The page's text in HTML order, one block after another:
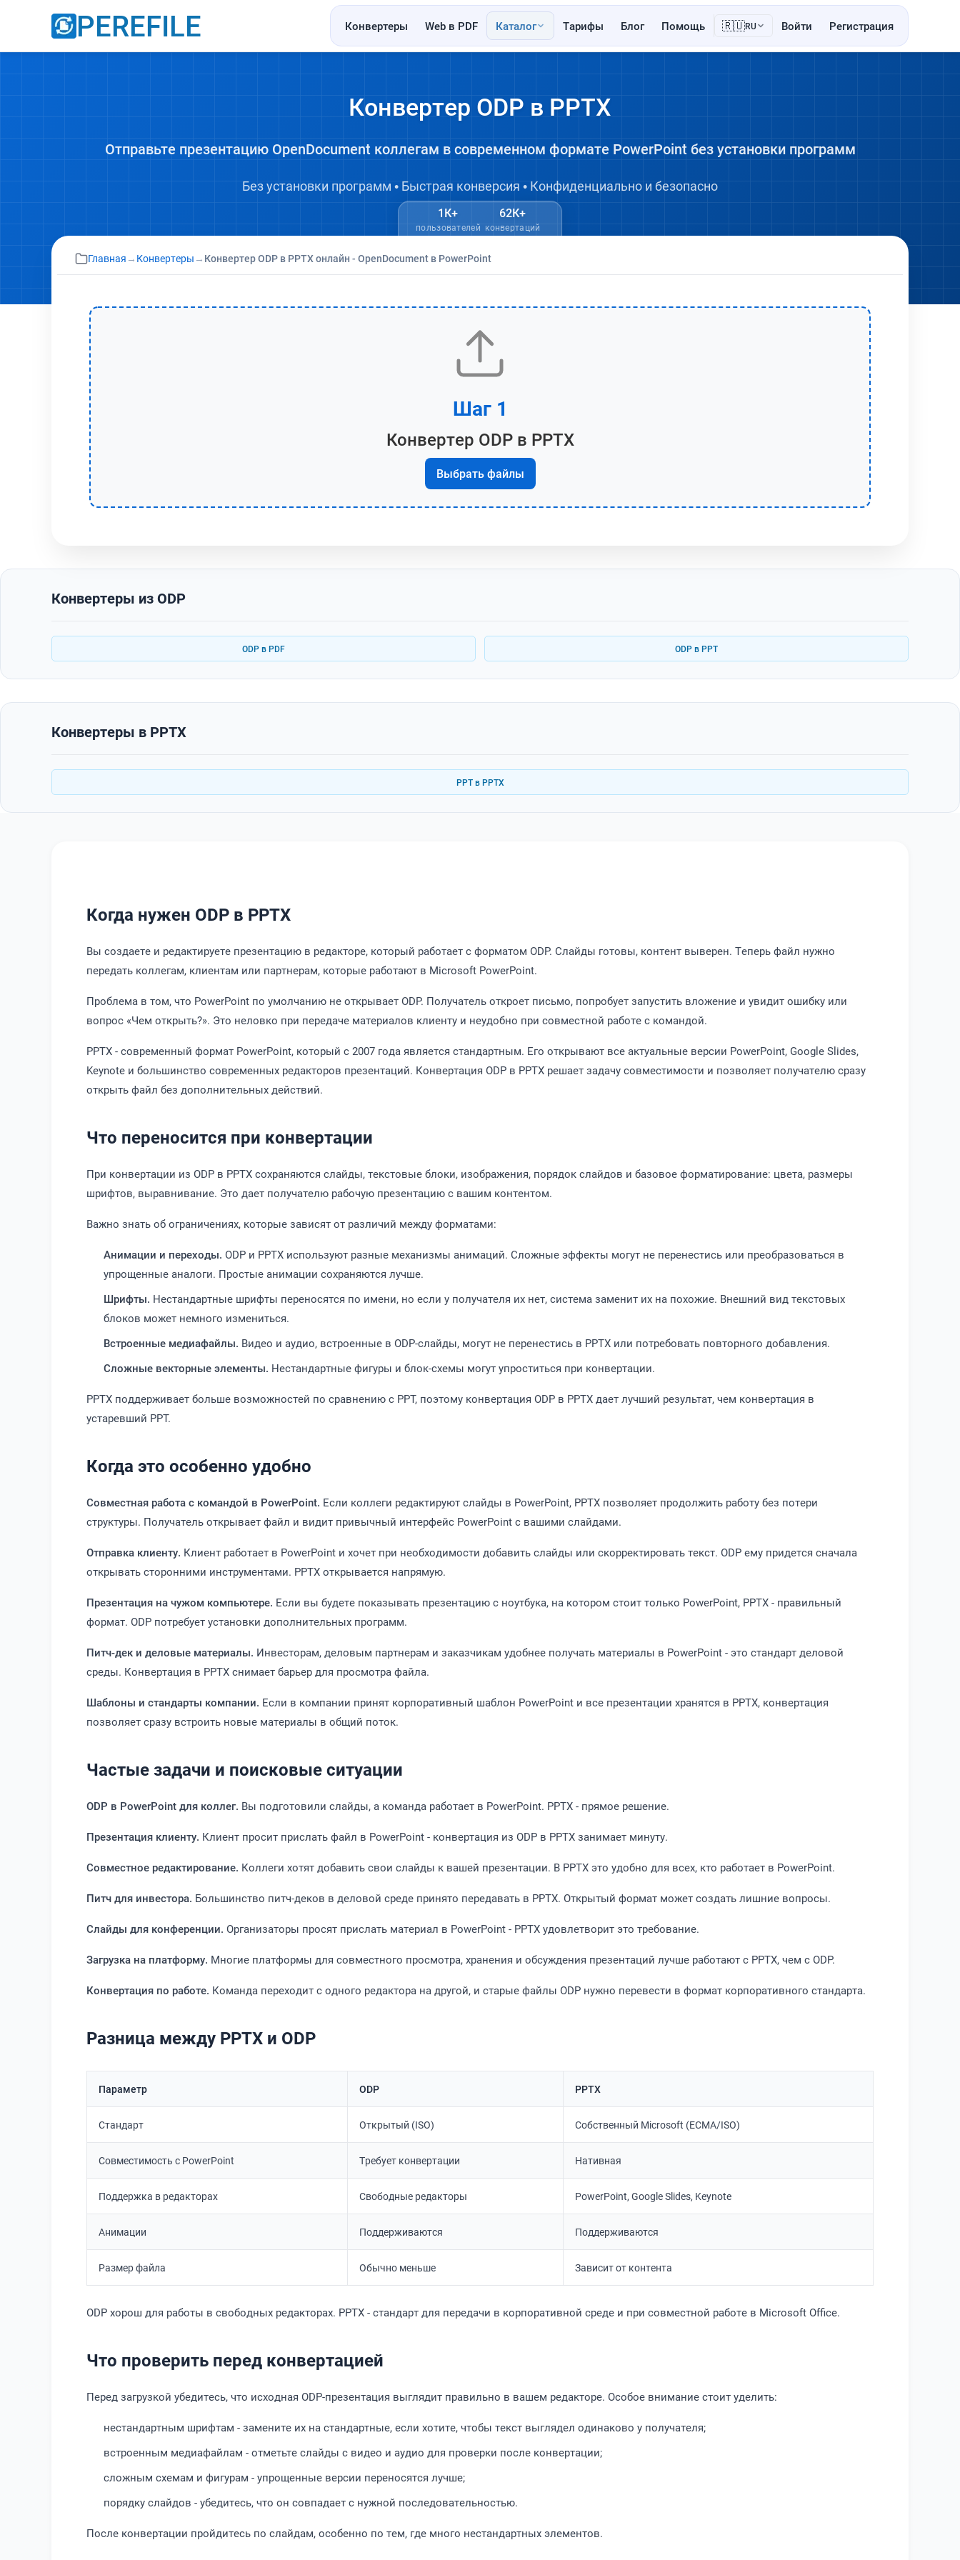
PEREFILE Конвертеры Web в PDF Каталог Тарифы Блог Помощь 🇷🇺RU Войти Регистрация
Конвертер ODP в PPTX
Отправьте презентацию OpenDocument коллегам в современном формате PowerPoint без установки программ
Без установки программ • Быстрая конверсия • Конфиденциально и безопасно
1К+
пользователей
62К+
конвертаций
Главная → Конвертеры → Конвертер ODP в PPTX онлайн - OpenDocument в PowerPoint
Шаг 1
Конвертер ODP в PPTX
Выбрать файлы
Конвертеры из ODP
ODP в PDF ODP в PPT
Конвертеры в PPTX
PPT в PPTX
Когда нужен ODP в PPTX
Вы создаете и редактируете презентацию в редакторе, который работает с форматом ODP. Слайды готовы, контент выверен. Теперь файл нужно
передать коллегам, клиентам или партнерам, которые работают в Microsoft PowerPoint.
Проблема в том, что PowerPoint по умолчанию не открывает ODP. Получатель откроет письмо, попробует запустить вложение и увидит ошибку или
вопрос «Чем открыть?». Это неловко при передаче материалов клиенту и неудобно при совместной работе с командой.
PPTX - современный формат PowerPoint, который с 2007 года является стандартным. Его открывают все актуальные версии PowerPoint, Google Slides,
Keynote и большинство современных редакторов презентаций. Конвертация ODP в PPTX решает задачу совместимости и позволяет получателю сразу
открыть файл без дополнительных действий.
Что переносится при конвертации
При конвертации из ODP в PPTX сохраняются слайды, текстовые блоки, изображения, порядок слайдов и базовое форматирование: цвета, размеры
шрифтов, выравнивание. Это дает получателю рабочую презентацию с вашим контентом.
Важно знать об ограничениях, которые зависят от различий между форматами:
Анимации и переходы. ODP и PPTX используют разные механизмы анимаций. Сложные эффекты могут не перенестись или преобразоваться в
упрощенные аналоги. Простые анимации сохраняются лучше.
Шрифты. Нестандартные шрифты переносятся по имени, но если у получателя их нет, система заменит их на похожие. Внешний вид текстовых
блоков может немного измениться.
Встроенные медиафайлы. Видео и аудио, встроенные в ODP-слайды, могут не перенестись в PPTX или потребовать повторного добавления.
Сложные векторные элементы. Нестандартные фигуры и блок-схемы могут упроститься при конвертации.
PPTX поддерживает больше возможностей по сравнению с PPT, поэтому конвертация ODP в PPTX дает лучший результат, чем конвертация в
устаревший PPT.
Когда это особенно удобно
Совместная работа с командой в PowerPoint. Если коллеги редактируют слайды в PowerPoint, PPTX позволяет продолжить работу без потери
структуры. Получатель открывает файл и видит привычный интерфейс PowerPoint с вашими слайдами.
Отправка клиенту. Клиент работает в PowerPoint и хочет при необходимости добавить слайды или скорректировать текст. ODP ему придется сначала
открывать сторонними инструментами. PPTX открывается напрямую.
Презентация на чужом компьютере. Если вы будете показывать презентацию с ноутбука, на котором стоит только PowerPoint, PPTX - правильный
формат. ODP потребует установки дополнительных программ.
Питч-дек и деловые материалы. Инвесторам, деловым партнерам и заказчикам удобнее получать материалы в PowerPoint - это стандарт деловой
среды. Конвертация в PPTX снимает барьер для просмотра файла.
Шаблоны и стандарты компании. Если в компании принят корпоративный шаблон PowerPoint и все презентации хранятся в PPTX, конвертация
позволяет сразу встроить новые материалы в общий поток.
Частые задачи и поисковые ситуации
ODP в PowerPoint для коллег. Вы подготовили слайды, а команда работает в PowerPoint. PPTX - прямое решение.
Презентация клиенту. Клиент просит прислать файл в PowerPoint - конвертация из ODP в PPTX занимает минуту.
Совместное редактирование. Коллеги хотят добавить свои слайды к вашей презентации. В PPTX это удобно для всех, кто работает в PowerPoint.
Питч для инвестора. Большинство питч-деков в деловой среде принято передавать в PPTX. Открытый формат может создать лишние вопросы.
Слайды для конференции. Организаторы просят прислать материал в PowerPoint - PPTX удовлетворит это требование.
Загрузка на платформу. Многие платформы для совместного просмотра, хранения и обсуждения презентаций лучше работают с PPTX, чем с ODP.
Конвертация по работе. Команда переходит с одного редактора на другой, и старые файлы ODP нужно перевести в формат корпоративного стандарта.
Разница между PPTX и ODP
Параметр ODP PPTX
Стандарт Открытый (ISO) Собственный Microsoft (ECMA/ISO)
Совместимость с PowerPoint Требует конвертации Нативная
Поддержка в редакторах Свободные редакторы PowerPoint, Google Slides, Keynote
Анимации Поддерживаются Поддерживаются
Размер файла Обычно меньше Зависит от контента
ODP хорош для работы в свободных редакторах. PPTX - стандарт для передачи в корпоративной среде и при совместной работе в Microsoft Office.
Что проверить перед конвертацией
Перед загрузкой убедитесь, что исходная ODP-презентация выглядит правильно в вашем редакторе. Особое внимание стоит уделить:
нестандартным шрифтам - замените их на стандартные, если хотите, чтобы текст выглядел одинаково у получателя;
встроенным медиафайлам - отметьте слайды с видео и аудио для проверки после конвертации;
сложным схемам и фигурам - упрощенные версии переносятся лучше;
порядку слайдов - убедитесь, что он совпадает с нужной последовательностью.
После конвертации пройдитесь по слайдам, особенно по тем, где много нестандартных элементов.